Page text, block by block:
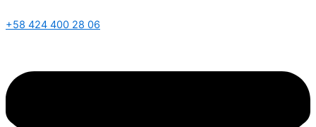
+58 424 400 28 06